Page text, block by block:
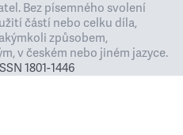
Bez písemného svolení
částí nebo celku díla,
způsobem,
v českém nebo jiném jazyce.
1801-1446